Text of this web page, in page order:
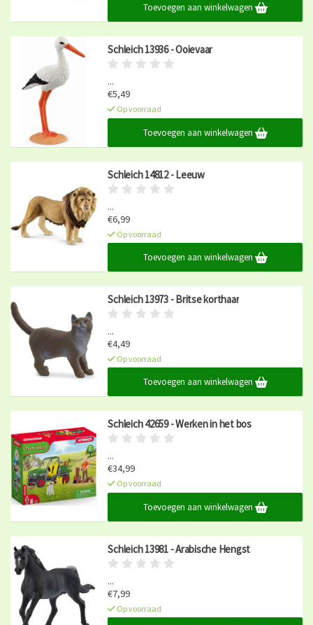
Toevoegen aan winkelwagen
Schleich 13936 - Ooievaar
...
€5,49
Op voorraad
Toevoegen aan winkelwagen
Schleich 14812 - Leeuw
...
€6,99
Op voorraad
Toevoegen aan winkelwagen
Schleich 13973 - Britse korthaar
...
€4,49
Op voorraad
Toevoegen aan winkelwagen
Schleich 42659 - Werken in het bos
...
€34,99
Op voorraad
Toevoegen aan winkelwagen
Schleich 13981 - Arabische Hengst
...
€7,99
Op voorraad